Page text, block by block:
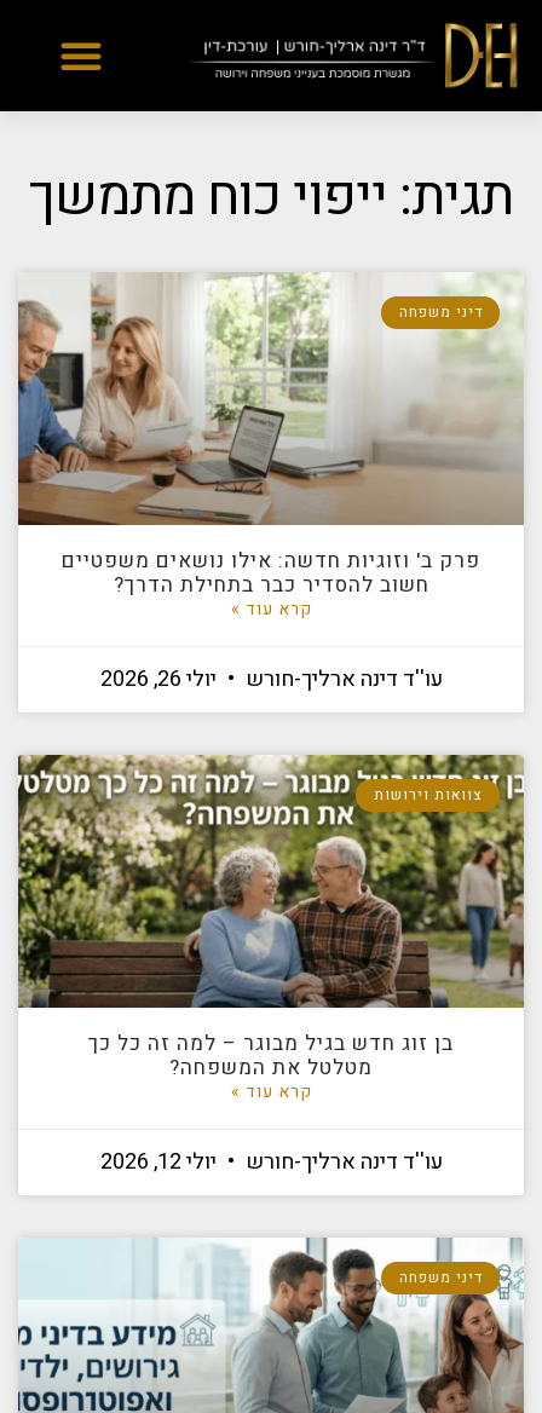
Yes
...
תגית: ייפוי כוח מתמשך
דיני משפחה
פרק ב' וזוגיות חדשה: אילו נושאים משפטיים
חשוב להסדיר כבר בתחילת הדרך?
קרא עוד »
עו''ד דינה ארליך-חורש יולי 26, 2026
צוואות וירושות
בן זוג חדש בגיל מבוגר – למה זה כל כך
מטלטל את המשפחה?
קרא עוד »
עו''ד דינה ארליך-חורש יולי 12, 2026
דיני משפחה